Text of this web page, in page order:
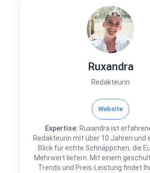
Ruxandra
Redakteurin
Website
Expertise: Ruxandra ist
Redakteurin mit über 10 Jahren und
Blick für echte Schnäppchen, die
Mehrwert liefern. Mit einem
Trends und Preis-Leistung findet